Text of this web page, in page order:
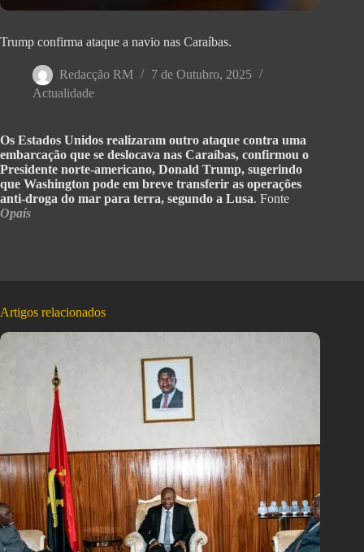
Trump confirma ataque a navio nas Caraíbas.
Redacção RM
7 de Outubro, 2025
Actualidade
Os Estados Unidos realizaram outro ataque contra uma
embarcação que se deslocava nas Caraíbas, confirmou o
Presidente norte-americano, Donald Trump, sugerindo
que Washington pode em breve transferir as operações
anti-droga do mar para terra, segundo a Lusa. Fonte
Opaís
Artigos relacionados